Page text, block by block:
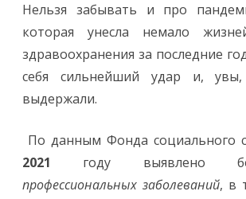
Нельзя забывать и про
которая унесла немало
здравоохранения за последние
себя сильнейший удар и,
выдержали.
По данным Фонда социального
2021 году выявлено
профессиональных заболеваний, в